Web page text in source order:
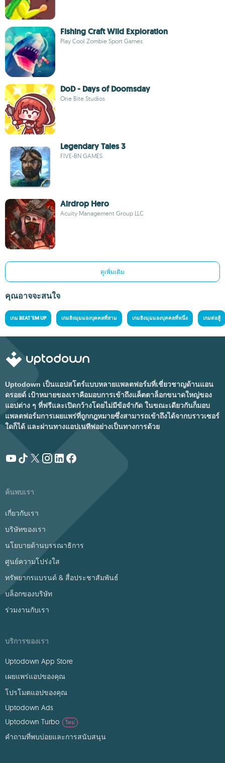
Fishing Craft Wild Exploration
Play Cool Zombie Sport Games
DoD - Days of Doomsday
One Bite Studios
Legendary Tales 3
FIVE-BN GAMES
Airdrop Hero
Acuity Management Group LLC
ดูเพิ่มเติม
คุณอาจจะสนใจ
เกม BEAT 'EM UP เกมยิงมุมมองบุคคลที่สาม เกมยิงมุมมองบุคคลที่หนึ่ง เกมต่อสู้
Uptodown เป็นแอปสโตร์แบบหลายแพลตฟอร์มที่เชี่ยวชาญด้านแอน
ดรอยด์ เป้าหมายของเราคือมอบการเข้าถึงแค็ตตาล็อกขนาดใหญ่ของ
แอปต่าง ๆ ที่ฟรีและเปิดกว้างโดยไม่มีข้อจำกัด ในขณะเดียวกันก็มอบ
แพลตฟอร์มการเผยแพร่ที่ถูกกฎหมายซึ่งสามารถเข้าถึงได้จากบราวเซอร์
ใดก็ได้ และผ่านทางแอปเนทีฟอย่างเป็นทางการด้วย
ค้นพบเรา
เกี่ยวกับเรา
บริษัทของเรา
นโยบายด้านบรรณาธิการ
ศูนย์ความโปร่งใส
ทรัพยากรแบรนด์ & สื่อประชาสัมพันธ์
บล็อกของบริษัท
ร่วมงานกับเรา
บริการของเรา
Uptodown App Store
เผยแพร่แอปของคุณ
โปรโมตแอปของคุณ
Uptodown Ads
Uptodown Turbo
ใหม่
คำถามที่พบบ่อยและการสนับสนุน